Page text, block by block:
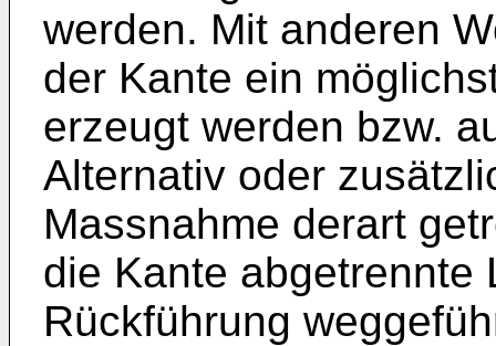
werden. Mit anderen
der Kante ein
erzeugt werden bzw.
Alternativ oder
Massnahme derart
die Kante abgetrennte
Rückführung